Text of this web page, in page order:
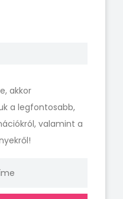
akkor
a legfontosabb,
valamint a